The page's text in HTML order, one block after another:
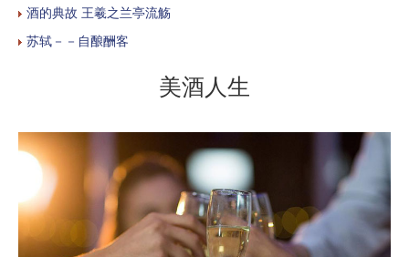
酒的典故 王羲之兰亭流觞
苏轼－－自酿酬客
美酒人生